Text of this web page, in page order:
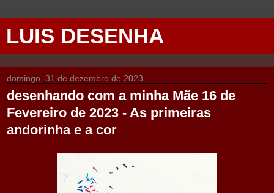
LUIS DESENHA
domingo, 31 de dezembro de 2023
desenhando com a minha Mãe 16 de
Fevereiro de 2023 - As primeiras
andorinha e a cor